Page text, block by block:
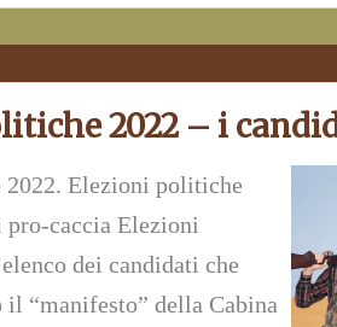
2022 – i
Elezioni politiche
pro-caccia Elezioni
dei candidati che
“manifesto” della Cabina